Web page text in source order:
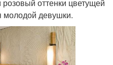
оттенки цветущей
молодой девушки.